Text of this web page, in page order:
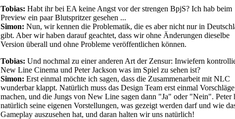
Tobias: Habt ihr bei EA keine Angst vor der strengen BpjS? Ich hab beim
Preview ein paar Blutspritzer gesehen ...
Simon: Nun, wir kennen die Problematik, die es aber nicht nur in
gibt. Aber wir haben darauf geachtet, dass wir ohne Änderungen dieselbe
Version überall und ohne Probleme veröffentlichen können.
Tobias: Und nochmal zu einer anderen Art der Zensur: Inwiefern
New Line Cinema und Peter Jackson was im Spiel zu sehen ist?
Simon: Erst einmal möchte ich sagen, dass die Zusammenarbeit mit NLC
wunderbar klappt. Natürlich muss das Design Team erst einmal Vorschläge
machen, und die Jungs von New Line sagen dann "Ja" oder "Nein". Peter
natürlich seine eigenen Vorstellungen, was gezeigt werden darf und wie
Gameplay auszusehen hat, und daran halten wir uns natürlich!